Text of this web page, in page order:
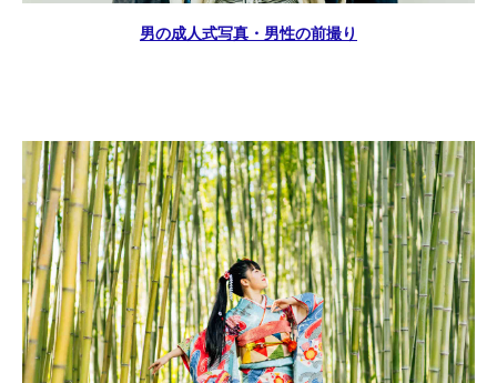
男の成人式写真・男性の前撮り